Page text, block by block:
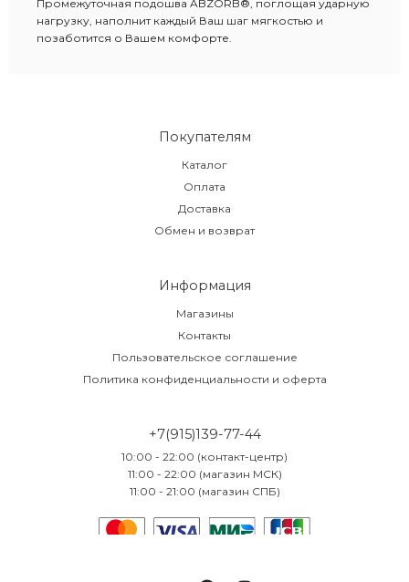
Промежуточная подошва ABZORB®️, поглощая ударную
нагрузку, наполнит каждый Ваш шаг мягкостью и
позаботится о Вашем комфорте.
Покупателям
Каталог
Оплата
Доставка
Обмен и возврат
Информация
Магазины
Контакты
Пользовательское соглашение
Политика конфиденциальности и оферта
+7(915)139-77-44
10:00 - 22:00 (контакт-центр)
11:00 - 22:00 (магазин МСК)
11:00 - 21:00 (магазин СПБ)